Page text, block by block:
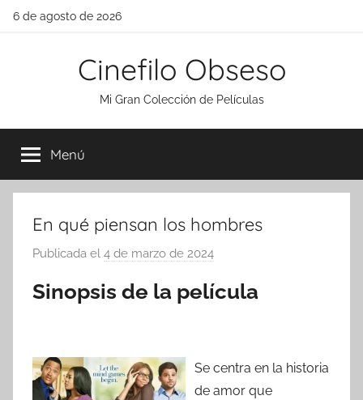
Saltar
6 de agosto de 2026
Cinefilo Obseso
Mi Gran Colección de Películas
Menú
En qué piensan los hombres
Publicada el 4 de marzo de 2024
r
Sinopsis de la película
Se centra en la historia
de amor que